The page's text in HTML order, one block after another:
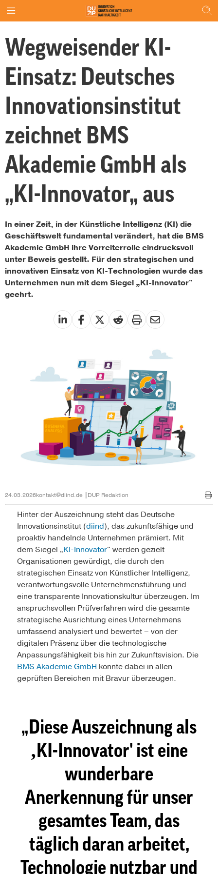
Wegweisender KI-
Einsatz: Deutsches
Innovationsinstitut
zeichnet BMS
Akademie GmbH als
„KI-Innovator„ aus
In einer Zeit, in der Künstliche Intelligenz (KI) die
Geschäftswelt fundamental verändert, hat die BMS
Akademie GmbH ihre Vorreiterrolle eindrucksvoll
unter Beweis gestellt. Für den strategischen und
innovativen Einsatz von KI-Technologien wurde das
Unternehmen nun mit dem Siegel „KI-Innovator"
geehrt.
24.03.2026kontakt@diind.de DUP Redaktion
Hinter der Auszeichnung steht das Deutsche
Innovationsinstitut (diind), das zukunftsfähige und
proaktiv handelnde Unternehmen prämiert. Mit
dem Siegel „KI-Innovator" werden gezielt
Organisationen gewürdigt, die durch den
strategischen Einsatz von Künstlicher Intelligenz,
verantwortungsvolle Unternehmensführung und
eine transparente Innovationskultur überzeugen. Im
anspruchsvollen Prüfverfahren wird die gesamte
strategische Ausrichtung eines Unternehmens
umfassend analysiert und bewertet – von der
digitalen Präsenz über die technologische
Anpassungsfähigkeit bis hin zur Zukunftsvision. Die
BMS Akademie GmbH konnte dabei in allen
geprüften Bereichen mit Bravur überzeugen.
Diese Auszeichnung als
‚KI-Innovator' ist eine
wunderbare
Anerkennung für unser
gesamtes Team, das
täglich daran arbeitet,
Technologie nutzbar und